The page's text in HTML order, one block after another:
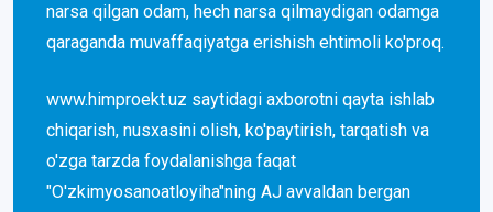
narsa qilgan odam, hech narsa qilmaydigan odamga
qaraganda muvaffaqiyatga erishish ehtimoli ko'proq.
www.himproekt.uz saytidagi axborotni qayta ishlab
chiqarish, nusxasini olish, ko'paytirish, tarqatish va
o'zga tarzda foydalanishga faqat
"O'zkimyosanoatloyiha"ning AJ avvaldan bergan